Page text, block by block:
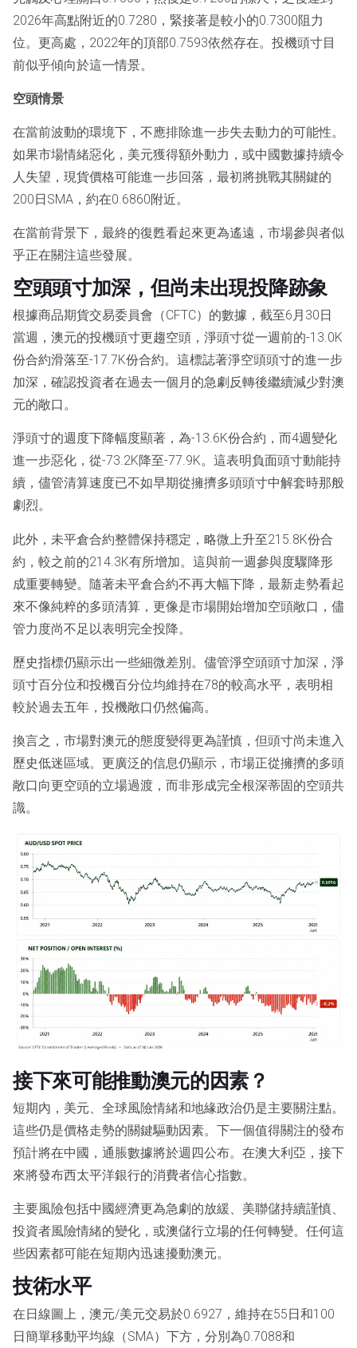
2026年高點附近的0.7280，緊接著是較小的0.7300阻力
位。更高處，2022年的頂部0.7593依然存在。投機頭寸目
前似乎傾向於這一情景。
空頭情景
在當前波動的環境下，不應排除進一步失去動力的可能性。
如果市場情緒惡化，美元獲得額外動力，或中國數據持續令
人失望，現貨價格可能進一步回落，最初將挑戰其關鍵的
200日SMA，約在0.6860附近。
在當前背景下，最終的復甦看起來更為遙遠，市場參與者似
乎正在關注這些發展。
空頭頭寸加深，但尚未出現投降跡象
根據商品期貨交易委員會（CFTC）的數據，截至6月30日
當週，澳元的投機頭寸更趨空頭，淨頭寸從一週前的-13.0K
份合約滑落至-17.7K份合約。這標誌著淨空頭頭寸的進一步
加深，確認投資者在過去一個月的急劇反轉後繼續減少對澳
元的敞口。
淨頭寸的週度下降幅度顯著，為-13.6K份合約，而4週變化
進一步惡化，從-73.2K降至-77.9K。這表明負面頭寸動能持
續，儘管清算速度已不如早期從擁擠多頭頭寸中解套時那般
劇烈。
此外，未平倉合約整體保持穩定，略微上升至215.8K份合
約，較之前的214.3K有所增加。這與前一週參與度驟降形
成重要轉變。隨著未平倉合約不再大幅下降，最新走勢看起
來不像純粹的多頭清算，更像是市場開始增加空頭敞口，儘
管力度尚不足以表明完全投降。
歷史指標仍顯示出一些細微差別。儘管淨空頭頭寸加深，淨
頭寸百分位和投機百分位均維持在78的較高水平，表明相
較於過去五年，投機敞口仍然偏高。
換言之，市場對澳元的態度變得更為謹慎，但頭寸尚未進入
歷史低迷區域。更廣泛的信息仍顯示，市場正從擁擠的多頭
敞口向更空頭的立場過渡，而非形成完全根深蒂固的空頭共
識。
接下來可能推動澳元的因素？
短期內，美元、全球風險情緒和地緣政治仍是主要關注點。
這些仍是價格走勢的關鍵驅動因素。下一個值得關注的發布
預計將在中國，通脹數據將於週四公布。在澳大利亞，接下
來將發布西太平洋銀行的消費者信心指數。
主要風險包括中國經濟更為急劇的放緩、美聯儲持續謹慎、
投資者風險情緒的變化，或澳儲行立場的任何轉變。任何這
些因素都可能在短期內迅速擾動澳元。
技術水平
在日線圖上，澳元/美元交易於0.6927，維持在55日和100
日簡單移動平均線（SMA）下方，分別為0.7088和